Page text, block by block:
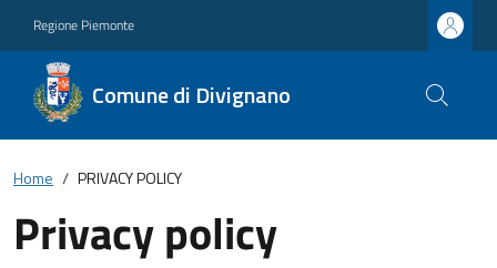
Regione Piemonte
Comune di Divignano
Home PRIVACY POLICY
Privacy policy